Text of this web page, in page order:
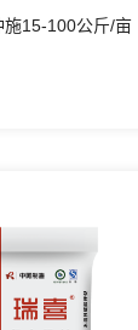
15-100公斤/亩
喷灌滴灌施肥